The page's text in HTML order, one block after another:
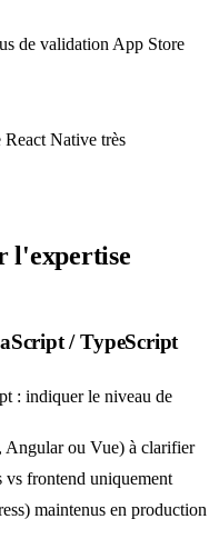
de validation App Store
Native très
l'expertise
/ TypeScript
: indiquer le niveau de
Angular ou Vue) à clarifier
vs frontend uniquement
maintenus en production